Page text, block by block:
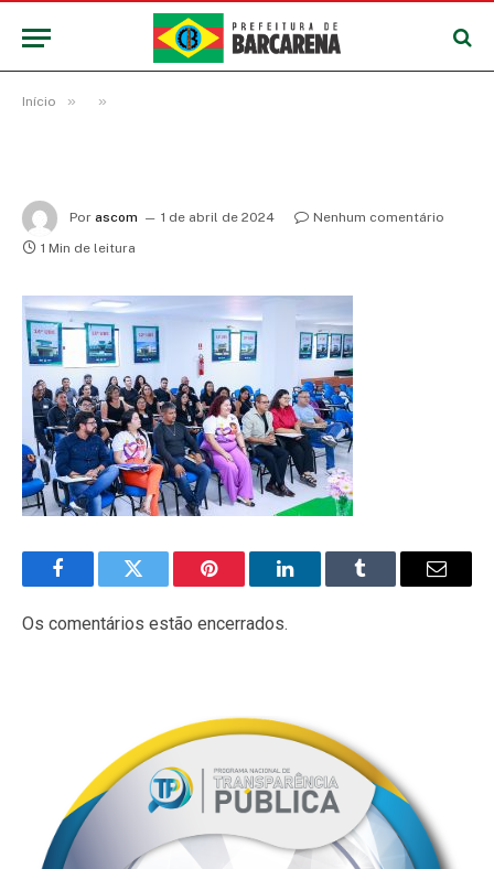
Início » »
Por ascom 1 de abril de 2024
Nenhum comentário
1 Min de leitura
FacebookTwitter Pinterest LinkedInTumblr
E-
Os comentários estão encerrados.